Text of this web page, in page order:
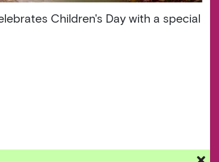
Children's Day with a special